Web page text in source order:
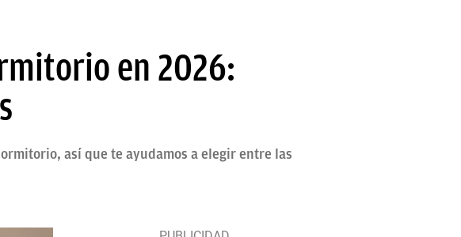
en 2026:
así que te ayudamos a elegir entre las